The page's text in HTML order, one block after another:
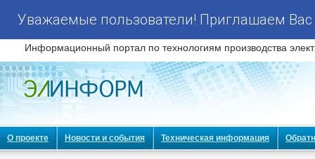
Уважаемые пользователи! Приглашаем
Информационный портал по технологиям производства
О проекте Новости и события Техническая информация